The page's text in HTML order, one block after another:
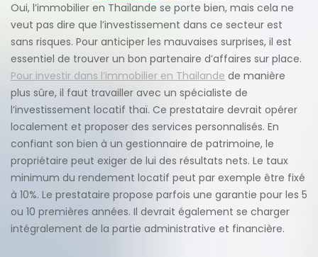
Oui, l’immobilier en Thaïlande se porte bien, mais cela ne
veut pas dire que l’investissement dans ce secteur est
sans risques. Pour anticiper les mauvaises surprises, il est
essentiel de trouver un bon partenaire d’affaires sur place.
Pour investir dans l’immobilier en Thailande de manière
plus sûre, il faut travailler avec un spécialiste de
l’investissement locatif thaï. Ce prestataire devrait opérer
localement et proposer des services personnalisés. En
confiant son bien à un gestionnaire de patrimoine, le
propriétaire peut exiger de lui des résultats nets. Le taux
minimum du rendement locatif peut par exemple être fixé
à 10%. Le prestataire propose parfois une garantie pour les 5
ou 10 premières années. Il devrait également se charger
intégralement de la partie administrative et financière.